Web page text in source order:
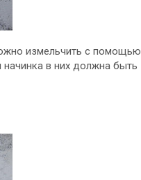
измельчить с помощью
начинка в них должна быть